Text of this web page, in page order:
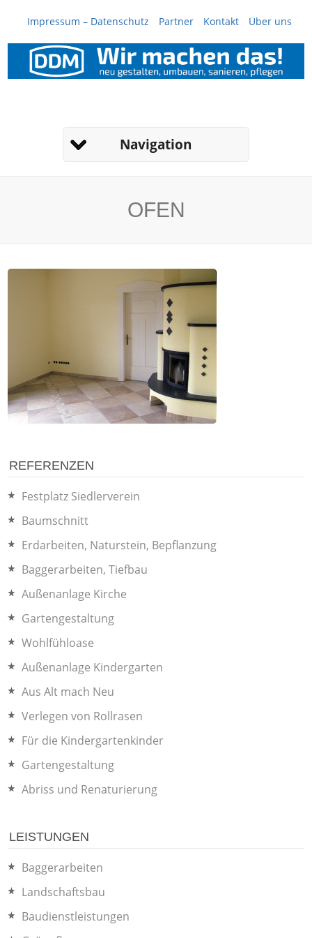
Impressum – Datenschutz Partner Kontakt Über uns
Navigation
OFEN
REFERENZEN
Festplatz Siedlerverein
Baumschnitt
Erdarbeiten, Naturstein, Bepflanzung
Baggerarbeiten, Tiefbau
Außenanlage Kirche
Gartengestaltung
Wohlfühloase
Außenanlage Kindergarten
Aus Alt mach Neu
Verlegen von Rollrasen
Für die Kindergartenkinder
Gartengestaltung
Abriss und Renaturierung
LEISTUNGEN
Baggerarbeiten
Landschaftsbau
Baudienstleistungen